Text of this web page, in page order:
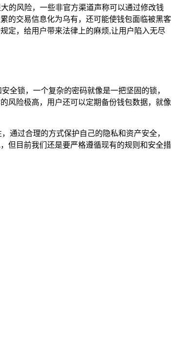
的风险，一些非官方渠道声称可以通过修改钱
的交易信息化为乌有，还可能使钱包面临被黑客
定，给用户带来法律上的麻烦,让用户陷入无尽
全锁，一个复杂的密码就像是一把坚固的锁，
风险极高，用户还可以定期备份钱包数据，就像
通过合理的方式保护自己的隐私和资产安全，
但目前我们还是要严格遵循现有的规则和安全措